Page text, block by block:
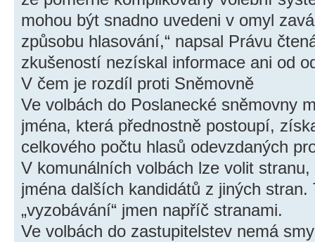
mohou být snadno uvedeni v omyl
způsobu hlasování,“ napsal Právu
zkušeností nezískal informace ani od
V čem je rozdíl proti Sněmovně
Ve volbách do Poslanecké sněmovny
jména, která přednostně postoupí,
celkového počtu hlasů odevzdaných
V komunálních volbách lze volit
jména dalších kandidátů z jiných
„vyzobávání“ jmen napříč stranami.
Ve volbách do zastupitelstev nemá